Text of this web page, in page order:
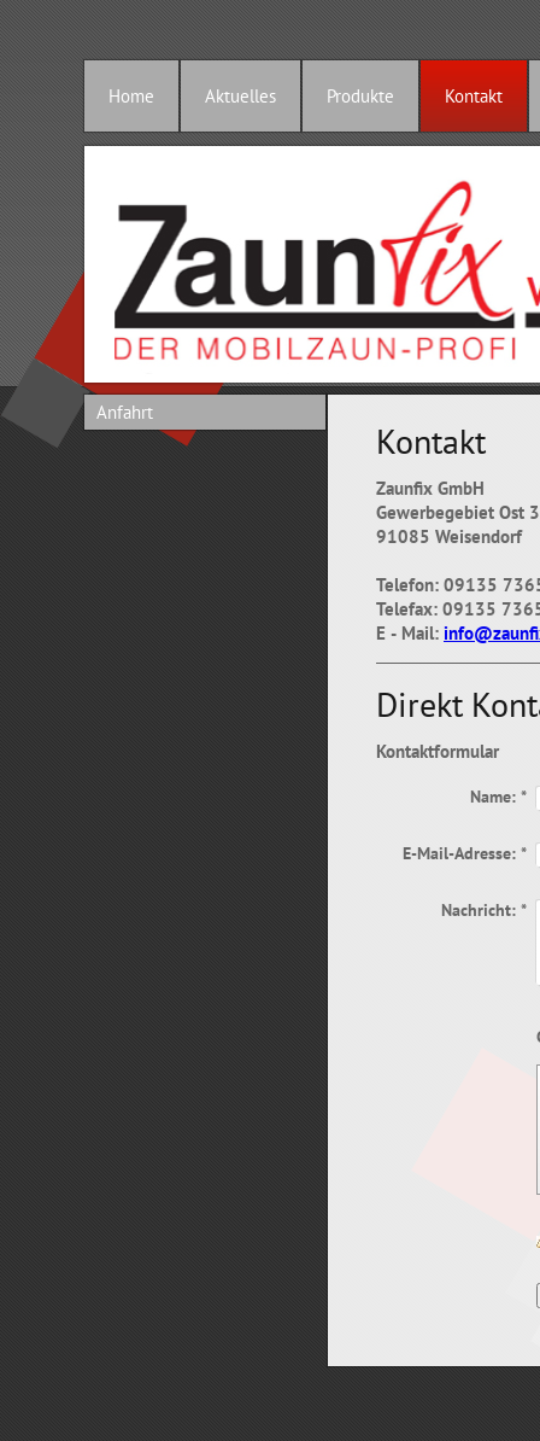
Home Aktuelles Produkte Kontakt
Anfahrt
Kontakt
Zaunfix GmbH
Gewerbegebiet Ost
91085 Weisendorf
Telefon: 09135
Telefax: 09135
E - Mail:
Direkt
Kontaktformular
Name:*
E-Mail-Adresse:*
Nachricht:*